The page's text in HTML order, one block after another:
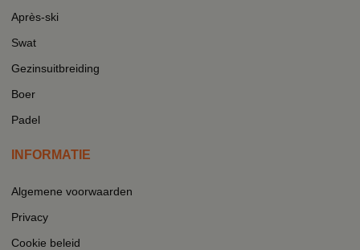
Après-ski
Swat
Gezinsuitbreiding
Boer
Padel
INFORMATIE
Algemene voorwaarden
Privacy
Cookie beleid